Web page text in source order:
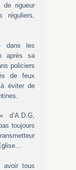
de rigueur
réguliers,
dans les
après sa
policiers
de feux
éviter de
d’A.D.G,
toujours
tous